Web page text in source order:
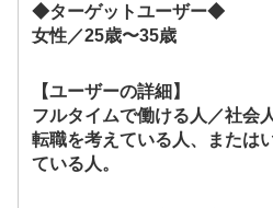
◆ターゲットユーザー◆
女性／25歳〜35歳
【ユーザーの詳細】
フルタイムで働ける人／社会
転職を考えている人、または
ている人。